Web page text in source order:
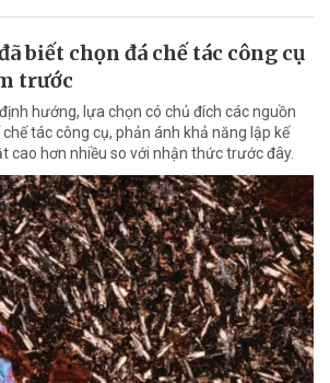
biết chọn đá chế tác công cụ
trước
hướng, lựa chọn có chủ đích các nguồn
tác công cụ, phản ánh khả năng lập kế
cao hơn nhiều so với nhận thức trước đây.